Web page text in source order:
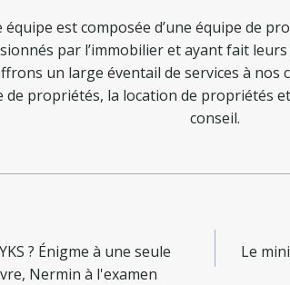
équipe est composée d’une équipe de
par l’immobilier et ayant fait
un large éventail de services à nos
de propriétés, la location de propriétés
conseil.
? Énigme à une seule
Nermin à l'examen
Le